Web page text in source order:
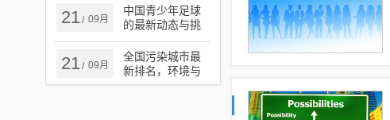
21 / 09月
中国青少年足球
的最新动态与挑
战
21 / 09月
全国污染城市最
新排名，环境与
健康警钟长鸣的